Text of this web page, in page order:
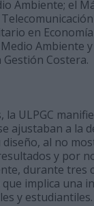
Ambiente; el
en
Ambiente
Costera.
la ULPGC
ajustaban a la
al no
y por
durante tres
implica una
y estudiantiles.